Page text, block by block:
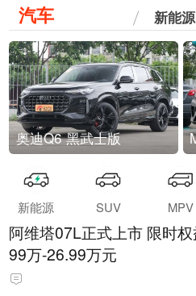
汽车 新能源
奥迪Q6 黑武士版
新能源 SUV MPV
阿维塔07L正式上市 限时
99万-26.99万元